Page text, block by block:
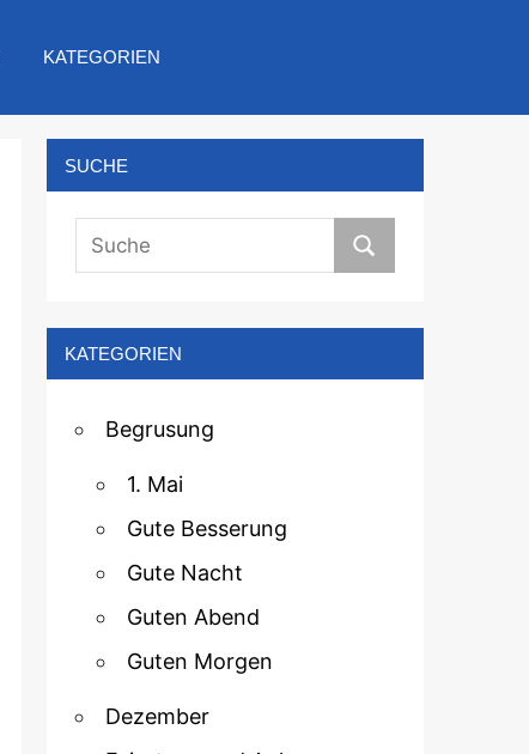
KATEGORIEN
SUCHE
KATEGORIEN
Begrusung
1. Mai
Gute Besserung
Gute Nacht
Guten Abend
Guten Morgen
Dezember